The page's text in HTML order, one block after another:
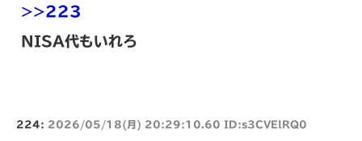
>>223
NISA代もいれろ
224: 2026/05/18(月) 20:29:10.60 ID:s3CVElRQ0